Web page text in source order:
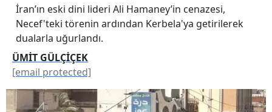
İran’ın eski dini lideri Ali Hamaney’in cenazesi,
Necef'teki törenin ardından Kerbela'ya getirilerek
dualarla uğurlandı.
ÜMİT GÜLÇİÇEK
[email protected]